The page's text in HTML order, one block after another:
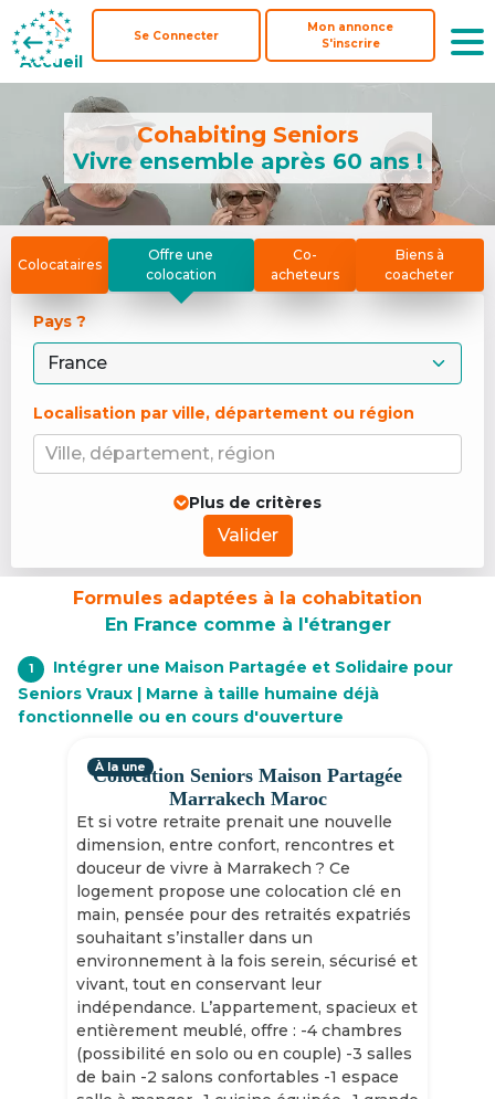
Accueil
Se Connecter
Mon annonce
S'inscrire
Accueil
Se Connecter
Mon annonce
S'inscrire
Cohabiting Seniors
Vivre ensemble après 60 ans !
Colocataires
Offre une
colocation
Co-
acheteurs
Biens à
coacheter
Pays ?
Localisation par ville, département ou région
Ville, département, région
Plus de critères
Valider
Formules adaptées à la cohabitation
En France comme à l'étranger
1
Intégrer une Maison Partagée et Solidaire pour
Seniors Vraux | Marne à taille humaine déjà
fonctionnelle ou en cours d'ouverture
Colocation Seniors Maison Partagée
Marrakech Maroc
Et si votre retraite prenait une nouvelle
dimension, entre confort, rencontres et
douceur de vivre à Marrakech ? Ce
logement propose une colocation clé en
main, pensée pour des retraités expatriés
souhaitant s’installer dans un
environnement à la fois serein, sécurisé et
vivant, tout en conservant leur
indépendance. L’appartement, spacieux et
entièrement meublé, offre : -4 chambres
(possibilité en solo ou en couple) -3 salles
de bain -2 salons confortables -1 espace
À la une